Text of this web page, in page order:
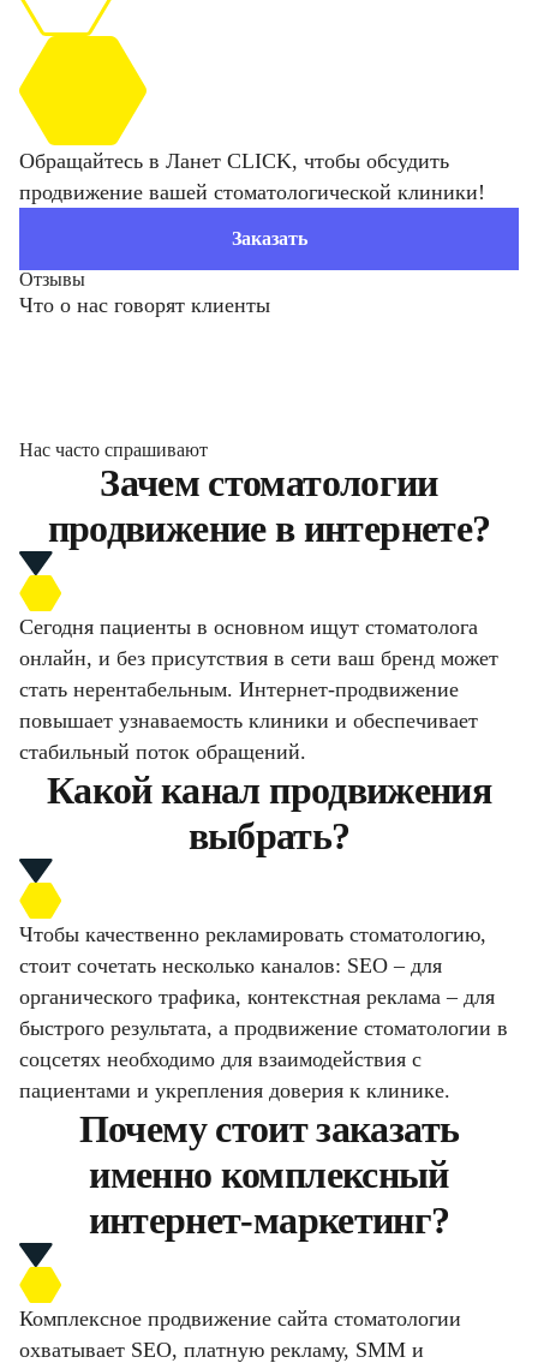
Обращайтесь в Ланет CLICK, чтобы обсудить
продвижение вашей стоматологической клиники!
Заказать
Отзывы
Что о нас говорят клиенты
Нас часто спрашивают
Зачем стоматологии
продвижение в интернете?
Сегодня пациенты в основном ищут стоматолога
онлайн, и без присутствия в сети ваш бренд может
стать нерентабельным. Интернет-продвижение
повышает узнаваемость клиники и обеспечивает
стабильный поток обращений.
Какой канал продвижения
выбрать?
Чтобы качественно рекламировать стоматологию,
стоит сочетать несколько каналов: SEO – для
органического трафика, контекстная реклама – для
быстрого результата, а продвижение стоматологии в
соцсетях необходимо для взаимодействия с
пациентами и укрепления доверия к клинике.
Почему стоит заказать
именно комплексный
интернет-маркетинг?
Комплексное продвижение сайта стоматологии
охватывает SEO, платную рекламу, SMM и